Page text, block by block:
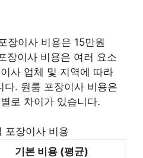
장이사 비용은 15만원
장이사 비용은 여러 요소
사 업체 및 지역에 따라
다. 원룸 포장이사 비용은
로 차이가 있습니다.
포장이사 비용
기본 비용 (평균)